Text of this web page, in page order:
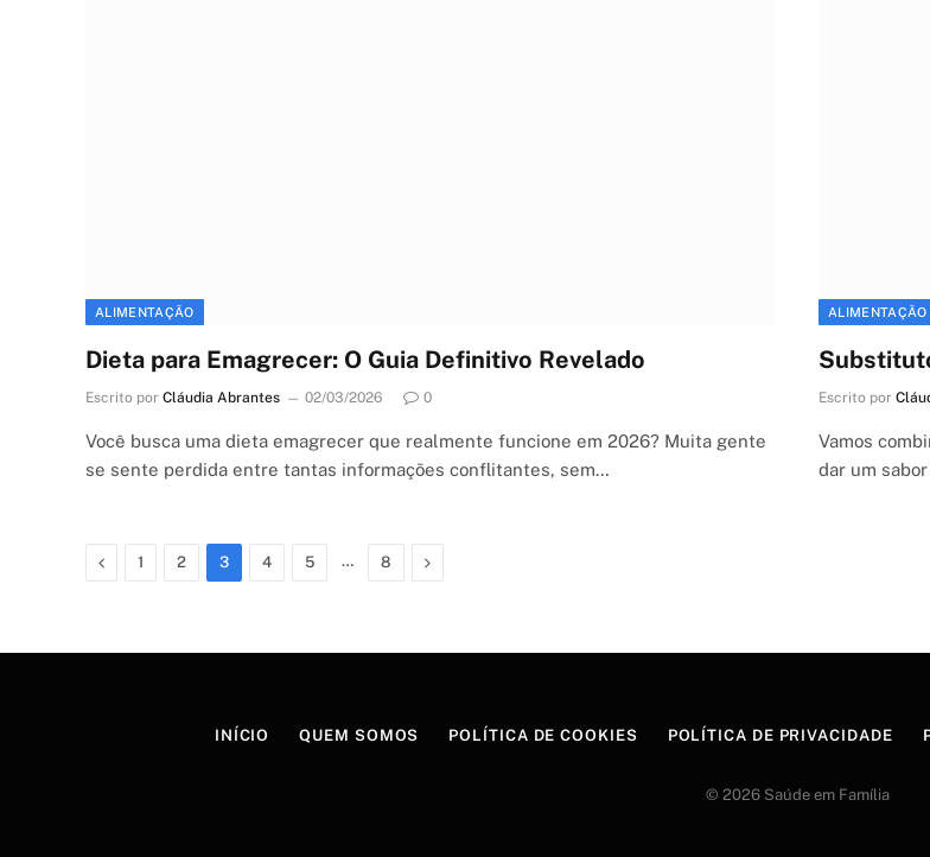
ALIMENTAÇÃO
Dieta para Emagrecer: O Guia Definitivo Revelado
Escrito por Cláudia Abrantes 02/03/2026 0
Você busca uma dieta emagrecer que realmente funcione em 2026? Muita gente
se sente perdida entre tantas informações conflitantes, sem…
ALIMENTAÇÃO
Escrito por
Vamos
dar um
Previous
1 2 3 4 5 … 8 Next
INÍCIO QUEM SOMOS POLÍTICA DE COOKIES POLÍTICA DE PRIVACIDADE
© 2026 Saúde em Família